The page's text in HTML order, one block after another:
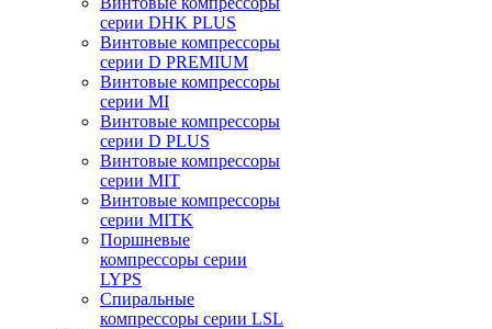
серии DHK PLUS
Винтовые компрессоры
серии D PREMIUM
Винтовые компрессоры
серии MI
Винтовые компрессоры
серии D PLUS
Винтовые компрессоры
серии MIT
Винтовые компрессоры
серии MITK
Поршневые
компрессоры серии
LYPS
Спиральные
компрессоры серии LSL